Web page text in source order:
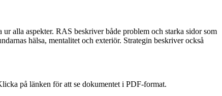
alla aspekter. RAS beskriver både problem och starka sidor som
hälsa, mentalitet och exteriör. Strategin beskriver också
på länken för att se dokumentet i PDF-format.